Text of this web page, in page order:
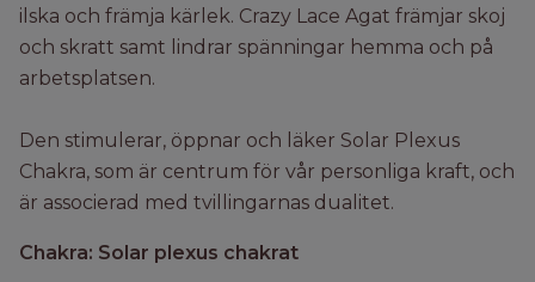
ilska och främja kärlek. Crazy Lace Agat främjar skoj
och skratt samt lindrar spänningar hemma och på
arbetsplatsen.
Den stimulerar, öppnar och läker Solar Plexus
Chakra, som är centrum för vår personliga kraft, och
är associerad med tvillingarnas dualitet.
Chakra: Solar plexus chakrat